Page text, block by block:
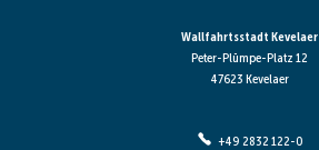
Wallfahrtsstadt Kevelaer
Peter-Plümpe-Platz 12
47623 Kevelaer
+49 2832 122-0